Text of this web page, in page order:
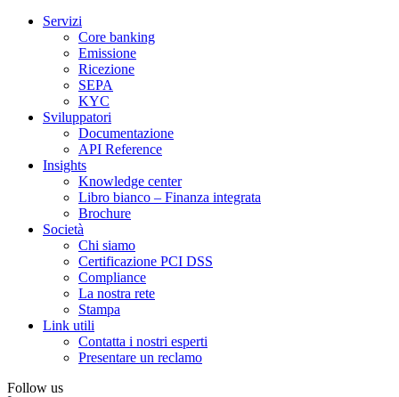
Servizi
Core banking
Emissione
Ricezione
SEPA
KYC
Sviluppatori
Documentazione
API Reference
Insights
Knowledge center
Libro bianco – Finanza integrata
Brochure
Società
Chi siamo
Certificazione PCI DSS
Compliance
La nostra rete
Stampa
Link utili
Contatta i nostri esperti
Presentare un reclamo
Follow us